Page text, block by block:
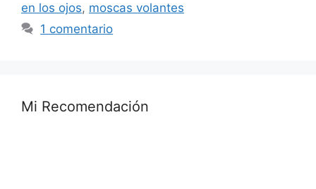
en los ojos, moscas volantes
1 comentario
Mi Recomendación